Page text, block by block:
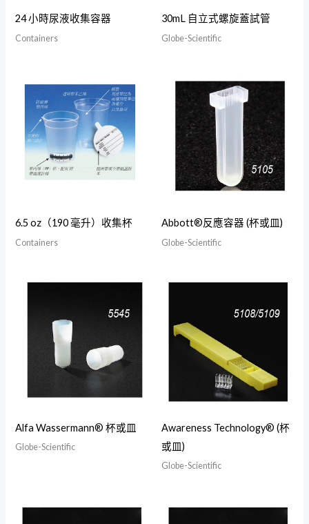
24 小時尿液收集容器
Containers
30mL 自立式螺旋蓋試管
Globe-Scientific
6.5 oz（190 毫升）收集杯
Containers
Abbott®反應容器 (杯或皿)
Globe-Scientific
Alfa Wassermann® 杯或皿
Globe-Scientific
Awareness Technology® (杯
或皿)
Globe-Scientific